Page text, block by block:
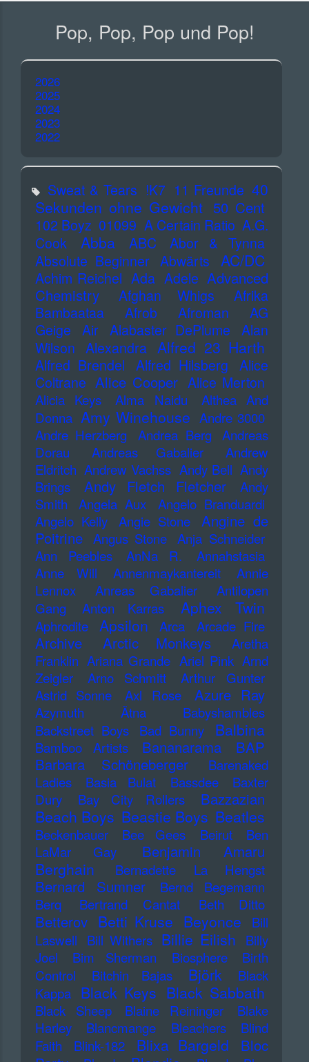
Pop, Pop, Pop und Pop!
2026
2025
2024
2023
2022
Sweat & Tears !K7 11 Freunde 40
Sekunden ohne Gewicht 50 Cent
102 Boyz 01099 A Certain Ratio A.G.
Cook
Abba ABC
Abor & Tynna
Absolute Beginner Abwärts AC/DC
Achim Reichel Ada Adele Advanced
Chemistry
Afghan Whigs
Afrika
Bambaataa
Afrob Afroman
AG
Geige
Air Alabaster DePlume
Alan
Wilson Alexandra Alfred 23 Harth
Alfred Brendel Alfred Hilsberg
Alice
Coltrane Alice Cooper Alice Merton
Alicia Keys Alma Naidu
Althea And
Donna Amy Winehouse Andre 3000
Andre Herzberg
Andrea Berg
Andreas
Dorau
Andreas Gabalier
Andrew
Eldritch Andrew Vachss Andy Bell Andy
Brings
Andy Fletch Fletcher
Andy
Smith
Angela Aux
Angelo Branduardi
Angelo Kelly
Angie Stone
Angine de
Poitrine Angus Stone Anja Schneider
Ann Peebles
AnNa R.
Annahstasia
Anne Will
Annenmaykantereit
Annie
Lennox
Anreas Gabalier
Antilopen
Gang
Anton Karras Aphex Twin
Aphrodite Apsilon Arca Arcade Fire
Archive Arctic Monkeys
Aretha
Franklin Ariana Grande Ariel Pink Arnd
Zeigler
Arno Schmitt
Arthur Gunter
Astrid Sonne
Axl Rose Azure Ray
Azymuth Ätna
Babyshambles
Backstreet Boys
Bad Bunny Balbina
Bamboo Artists Bananarama
BAP
Barbara Schöneberger
Barenaked
Ladies
Basia Bulat Bassdee
Baxter
Dury
Bay City Rollers Bazzazian
Beach Boys Beastie Boys Beatles
Beckenbauer Bee Gees Beirut
Ben
LaMar Gay
Benjamin Amaru
Berghain Bernadette La Hengst
Bernard Sumner
Bernd Begemann
Berq
Bertrand Cantat Beth Ditto
Betterov Betti Kruse Beyonce
Bill
Laswell
Bill Withers Billie Eilish
Billy
Joel
Bim Sherman Biosphere
Birth
Control
Bitchin Bajas Björk
Black
Kappa Black Keys Black Sabbath
Black Sheep Blaine Reininger
Blake
Harley
Blancmange Bleachers
Blind
Faith
Blink-182 Blixa Bargeld
Bloc